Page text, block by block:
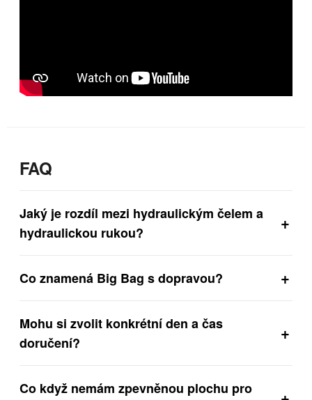
FAQ
Jaký je rozdíl mezi hydraulickým čelem a
hydraulickou rukou?
+
Co znamená Big Bag s dopravou? +
Mohu si zvolit konkrétní den a čas
doručení?
+
Co když nemám zpevněnou plochu pro